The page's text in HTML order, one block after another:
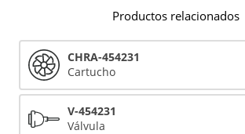
Productos relacionados
CHRA-454231
Cartucho
V-454231
Válvula